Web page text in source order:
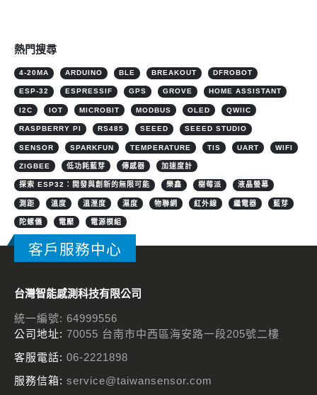
熱門搜尋
4-20MA ARDUINO BLE BREAKOUT DFROBOT
ESP-32 ESPRESSIF GPS GROVE HOME ASSISTANT
I2C IOT MICROBIT MODBUS OLED QWIIC
RASPBERRY PI RS485 SEEED SEEED STUDIO
SENSOR SPARKFUN TEMPERATURE TIS UART WIFI
ZIGBEE 低功耗藍芽 傳感器 加速度計
探索 ESP32：開發與創新的無限可能 樂鑫 樹莓派 液晶螢幕
測距 溫度 溫溼度 濕度 物聯網 紅外線 繼電器 藍芽
陀螺儀 電壓 電源模組
客戶服務中心
台灣智能感測科技有限公司
統一編號: 64999556
公司地址: 70055 台南市中西區海安路一段205號二樓
客服電話: 06-2221898
服務信箱: service@taiwansensor.com